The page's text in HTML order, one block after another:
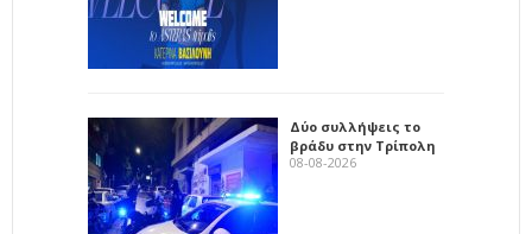
Δύο συλλήψεις το
βράδυ στην Τρίπολη
08-08-2026